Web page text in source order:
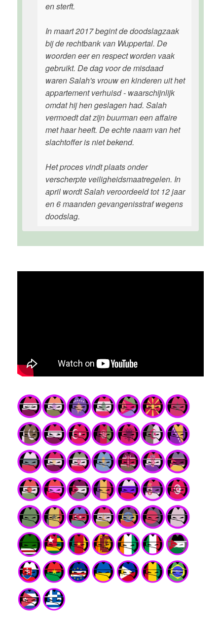
en sterft.
In maart 2017 begint de doodslagzaak
bij de rechtbank van Wuppertal. De
woorden eer en respect worden vaak
gebruikt. De dag voor de misdaad
waren Salah's vrouw en kinderen uit het
appartement verhuisd - waarschijnlijk
omdat hij hen geslagen had. Salah
vermoedt dat zijn buurman een affaire
met haar heeft. De echte naam van het
slachtoffer is niet bekend.
Het proces vindt plaats onder
verscherpte veiligheidsmaatregelen. In
april wordt Salah veroordeeld tot 12 jaar
en 6 maanden gevangenisstraf wegens
doodslag.